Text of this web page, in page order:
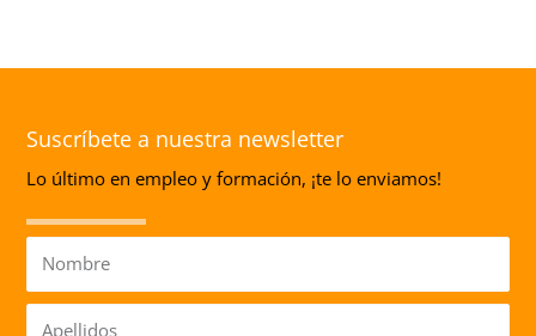
Suscríbete a nuestra newsletter
Lo último en empleo y formación, ¡te lo enviamos!
Nombre
Apellidos